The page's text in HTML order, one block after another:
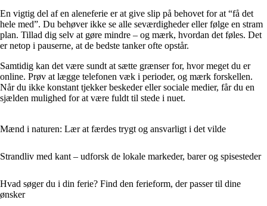
En vigtig del af en aleneferie er at give slip på behovet for at “få det
hele med”. Du behøver ikke se alle seværdigheder eller følge en stram
plan. Tillad dig selv at gøre mindre – og mærk, hvordan det føles. Det
er netop i pauserne, at de bedste tanker ofte opstår.
Samtidig kan det være sundt at sætte grænser for, hvor meget du er
online. Prøv at lægge telefonen væk i perioder, og mærk forskellen.
Når du ikke konstant tjekker beskeder eller sociale medier, får du en
sjælden mulighed for at være fuldt til stede i nuet.
Mænd i naturen: Lær at færdes trygt og ansvarligt i det vilde
Strandliv med kant – udforsk de lokale markeder, barer og spisesteder
Hvad søger du i din ferie? Find den ferieform, der passer til dine
ønsker